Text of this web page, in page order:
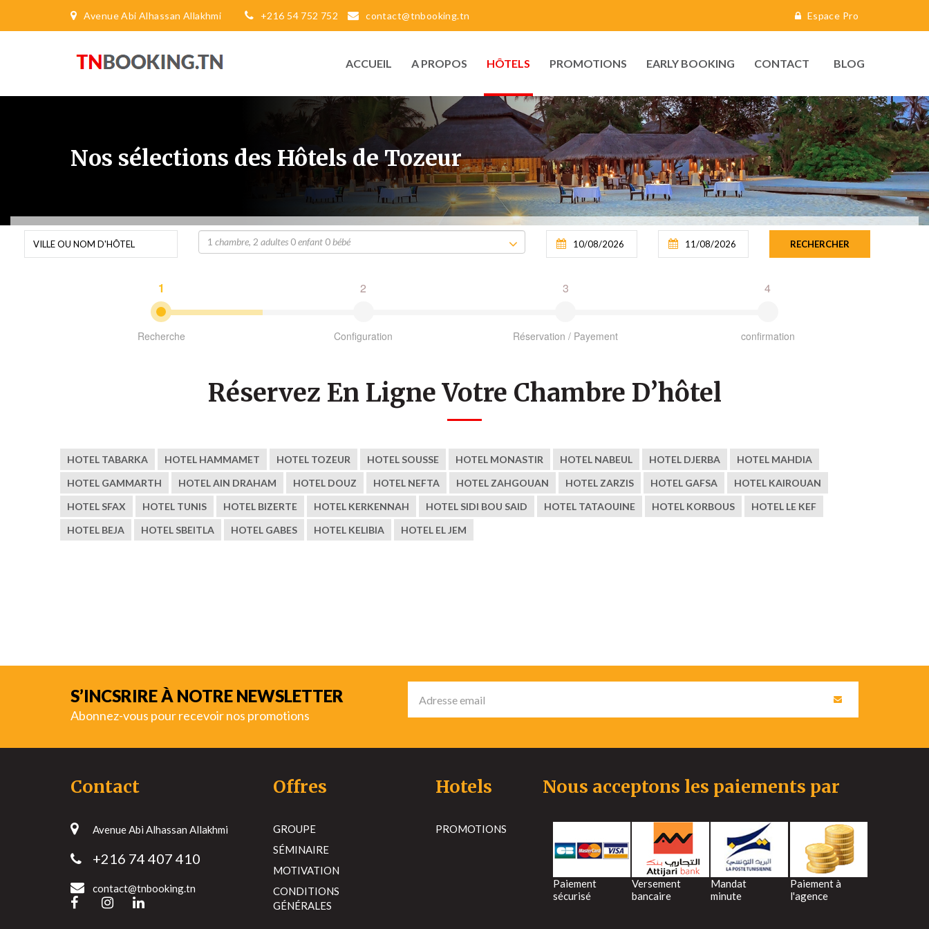
Avenue Abi Alhassan Allakhmi +216 54 752 752 contact@tnbooking.tn Espace Pro
ACCUEIL A PROPOS HÔTELS PROMOTIONS EARLY BOOKING CONTACT BLOG
Nos sélections des Hôtels de Tozeur
1 chambre, 2 adultes 0enfant 0bébé
1
Recherche
2
Configuration
3
Réservation / Payement
4
confirmation
Réservez En Ligne Votre Chambre D’hôtel
HOTEL TABARKA HOTEL HAMMAMET HOTEL TOZEUR HOTEL SOUSSE HOTEL MONASTIR HOTEL NABEUL HOTEL DJERBA
HOTEL MAHDIA
HOTEL GAMMARTH
HOTEL AIN DRAHAM HOTEL DOUZ HOTEL NEFTA HOTEL ZAHGOUAN HOTEL ZARZIS HOTEL GAFSA
HOTEL KAIROUAN
HOTEL SFAX
HOTEL TUNIS HOTEL BIZERTE HOTEL KERKENNAH HOTEL SIDI BOU SAID HOTEL TATAOUINE HOTEL KORBOUS
HOTEL LE KEF
HOTEL BEJA
HOTEL SBEITLA HOTEL GABES HOTEL KELIBIA HOTEL EL JEM
S’INCSRIRE À NOTRE NEWSLETTER
Abonnez-vous pour recevoir nos promotions
Contact
Avenue Abi Alhassan Allakhmi
+216 74 407 410
contact@tnbooking.tn
Offres
GROUPE
SÉMINAIRE
MOTIVATION
CONDITIONS
GÉNÉRALES
Hotels
PROMOTIONS
Nous acceptons les paiements par
Paiement
sécurisé
Versement
bancaire
Mandat
minute
Paiement à
l'agence